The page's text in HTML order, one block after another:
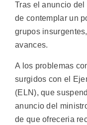
Tras el anuncio
de contemplar un
grupos
avances.
A los problemas
surgidos con el
(ELN), que
anuncio del
de que ofreceria